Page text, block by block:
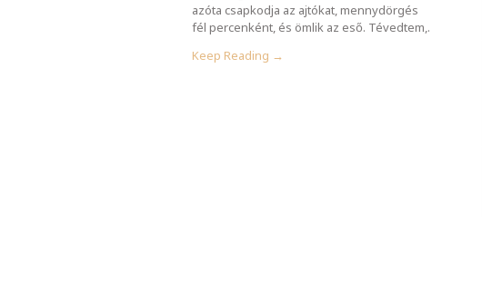
azóta csapkodja az ajtókat, mennydörgés
fél percenként, és ömlik az eső. Tévedtem,.
Keep Reading →